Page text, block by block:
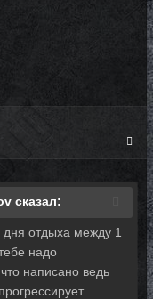
сказал:
отдыха между 1
надо
написано ведь